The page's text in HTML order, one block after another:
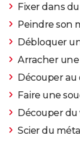
Fixer dans
Peindre son
Débloquer
Arracher
Découper
Faire une
Découper du
Scier du métal